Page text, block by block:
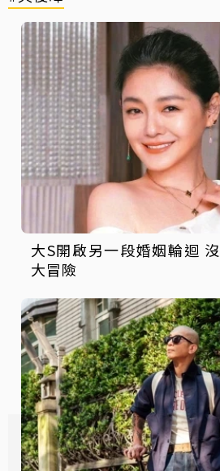
大S開啟另一段婚姻輪迴 沒人勸得住的華麗
大冒險